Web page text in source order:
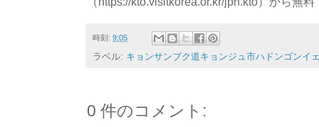
時刻: 9:05
ラベル: キョンサンブク道キョンジュ市ハドンゴンイ
0 件のコメント: